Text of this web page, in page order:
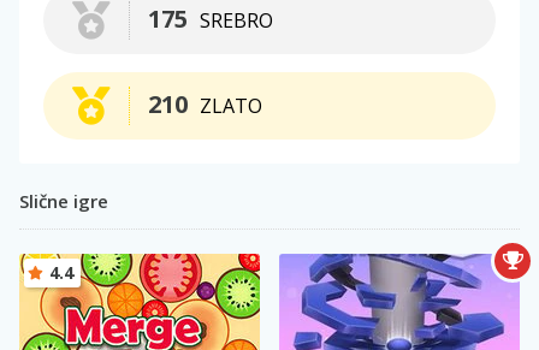
SREBRO
175
ZLATO
210
Slične igre
4.4